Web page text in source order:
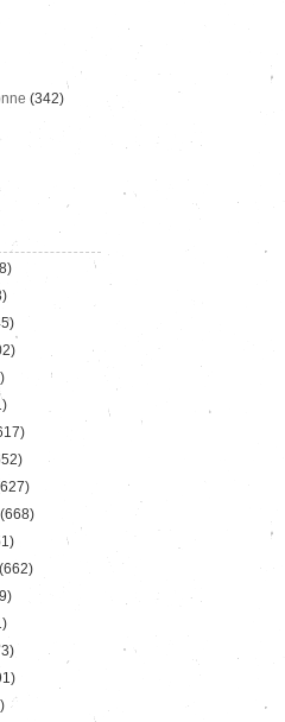
(342)
(668)
(662)